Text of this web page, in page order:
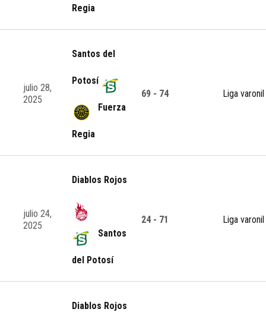
Regia
julio 28,
2025
Santos del
Potosí
Fuerza
Regia
69 - 74 Liga varonil
julio 24,
2025
Diablos Rojos
Santos
del Potosí
24 - 71 Liga varonil
Diablos Rojos